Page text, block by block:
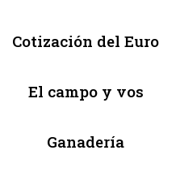
Cotización del Euro
El campo y vos
Ganadería